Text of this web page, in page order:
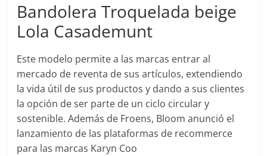
Bandolera Troquelada beige
Lola Casademunt
Este modelo permite a las marcas entrar al
mercado de reventa de sus artículos, extendiendo
la vida útil de sus productos y dando a sus clientes
la opción de ser parte de un ciclo circular y
sostenible. Además de Froens, Bloom anunció el
lanzamiento de las plataformas de recommerce
para las marcas Karyn Coo